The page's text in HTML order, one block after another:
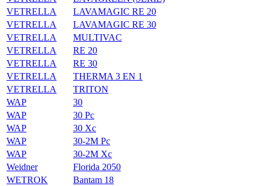
VETRELLA
LAVAMAGIC RE 20
VETRELLA
LAVAMAGIC RE 30
VETRELLA
MULTIVAC
VETRELLA
RE 20
VETRELLA
RE 30
VETRELLA
THERMA 3 EN 1
VETRELLA
TRITON
WAP
30
WAP
30 Pc
WAP
30 Xc
WAP
30-2M Pc
WAP
30-2M Xc
Weidner
Florida 2050
WETROK
Bantam 18